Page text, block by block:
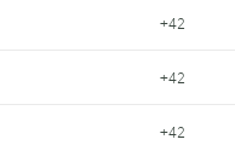
+42
+42
+42